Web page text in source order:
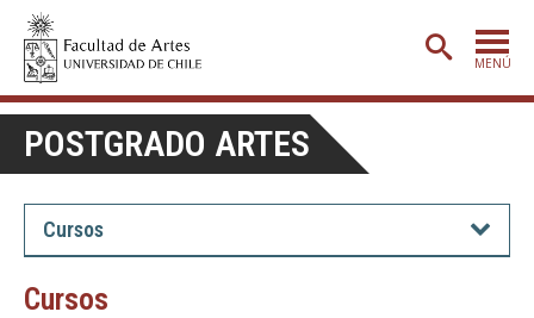
MENÚ
PORTADA
ADMISIÓN
CARRERAS
POSTGRADO ARTES
Cursos
Cursos